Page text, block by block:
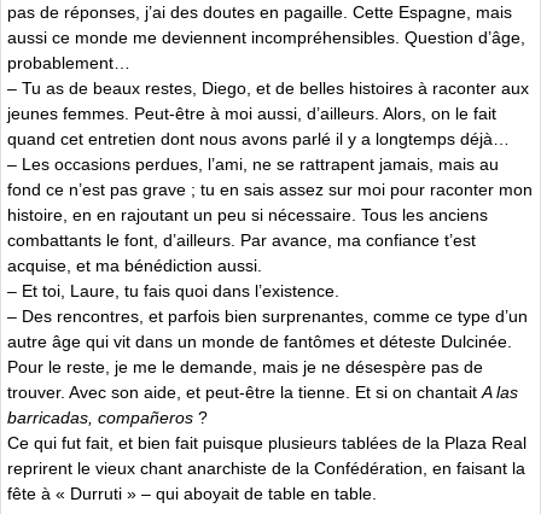
pas de réponses, j’ai des doutes en pagaille. Cette Espagne, mais
aussi ce monde me deviennent incompréhensibles. Question d’âge,
probablement…
– Tu as de beaux restes, Diego, et de belles histoires à raconter aux
jeunes femmes. Peut-être à moi aussi, d’ailleurs. Alors, on le fait
quand cet entretien dont nous avons parlé il y a longtemps déjà…
– Les occasions perdues, l’ami, ne se rattrapent jamais, mais au
fond ce n’est pas grave ; tu en sais assez sur moi pour raconter mon
histoire, en en rajoutant un peu si nécessaire. Tous les anciens
combattants le font, d’ailleurs. Par avance, ma confiance t’est
acquise, et ma bénédiction aussi.
– Et toi, Laure, tu fais quoi dans l’existence.
– Des rencontres, et parfois bien surprenantes, comme ce type d’un
autre âge qui vit dans un monde de fantômes et déteste Dulcinée.
Pour le reste, je me le demande, mais je ne désespère pas de
trouver. Avec son aide, et peut-être la tienne. Et si on chantait A las
barricadas, compañeros ?
Ce qui fut fait, et bien fait puisque plusieurs tablées de la Plaza Real
reprirent le vieux chant anarchiste de la Confédération, en faisant la
fête à « Durruti » – qui aboyait de table en table.